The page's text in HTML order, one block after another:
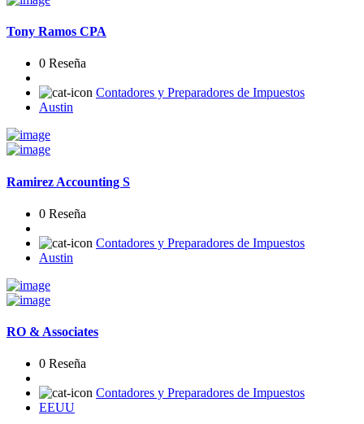
Tony Ramos CPA
0 Reseña
Contadores y Preparadores de Impuestos
Austin
Ramirez Accounting S
0 Reseña
Contadores y Preparadores de Impuestos
Austin
RO & Associates
0 Reseña
Contadores y Preparadores de Impuestos
EEUU